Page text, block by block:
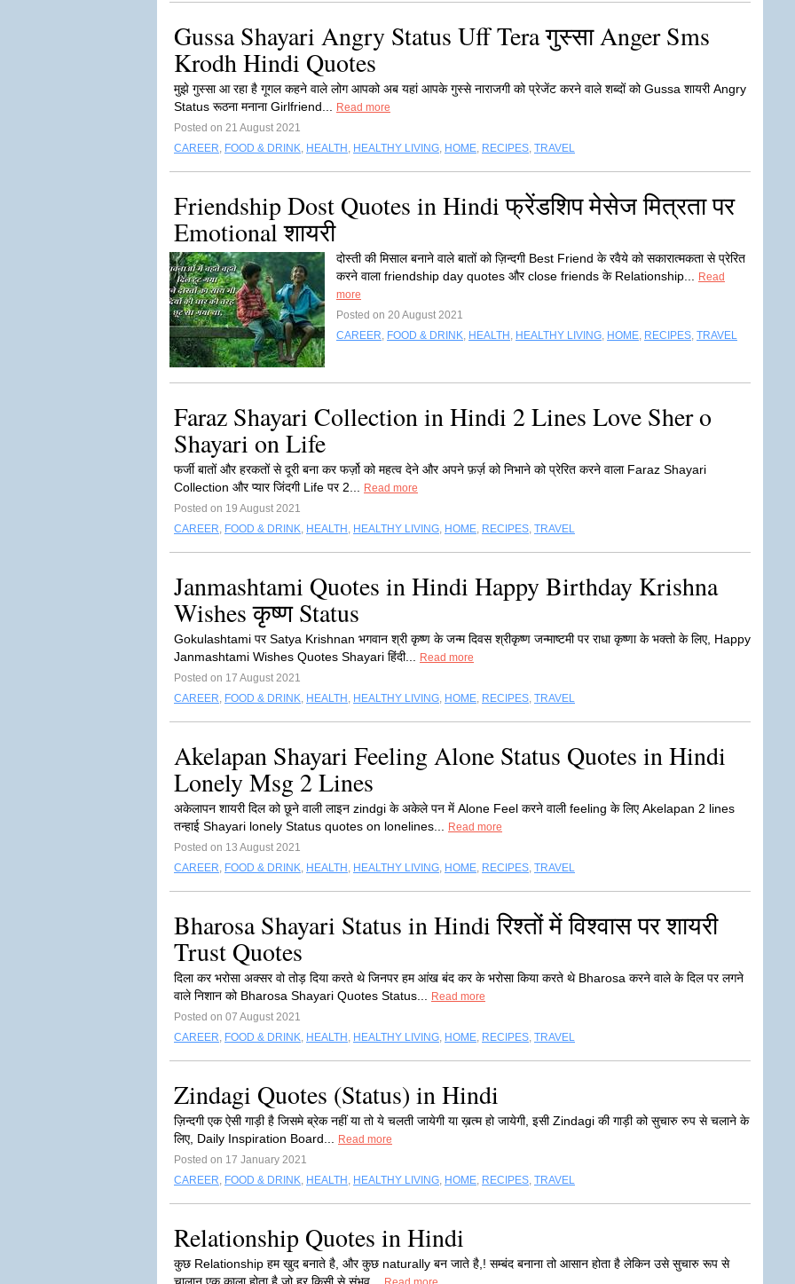
Gussa Shayari Angry Status Uff Tera गुस्सा Anger Sms
Krodh Hindi Quotes
मुझे गुस्सा आ रहा है गूगल कहने वाले लोग आपको अब यहां आपके गुस्से नाराजगी को प्रेजेंट करने वाले शब्दों को Gussa शायरी Angry
Status रूठना मनाना Girlfriend...
Read more
Posted on 21 August 2021
CAREER, FOOD & DRINK, HEALTH , HEALTHY LIVING, HOME, RECIPES, TRAVEL
Friendship Dost Quotes in Hindi फ्रेंडशिप मेसेज मित्रता पर
Emotional शायरी
दोस्ती की मिसाल बनाने वाले बातों को ज़िन्दगी Best Friend के रवैये को सकारात्मकता से प्रेरित
करने वाला friendship day quotes और close friends के Relationship...
Read
more
Posted on 20 August 2021
CAREER, FOOD & DRINK, HEALTH , HEALTHY LIVING, HOME, RECIPES, TRAVEL
Faraz Shayari Collection in Hindi 2 Lines Love Sher o
Shayari on Life
फर्जी बातों और हरकतों से दूरी बना कर फर्ज़ो को महत्व देने और अपने फ़र्ज़ को निभाने को प्रेरित करने वाला Faraz Shayari
Collection और प्यार जिंदगी Life पर 2...
Read more
Posted on 19 August 2021
CAREER, FOOD & DRINK, HEALTH , HEALTHY LIVING, HOME, RECIPES, TRAVEL
Janmashtami Quotes in Hindi Happy Birthday Krishna
Wishes कृष्ण Status
Gokulashtami पर Satya Krishnan भगवान श्री कृष्ण के जन्म दिवस श्रीकृष्ण जन्माष्टमी पर राधा कृष्णा के भक्तो के लिए, Happy
Janmashtami Wishes Quotes Shayari हिंदी...
Read more
Posted on 17 August 2021
CAREER, FOOD & DRINK, HEALTH , HEALTHY LIVING, HOME, RECIPES, TRAVEL
Akelapan Shayari Feeling Alone Status Quotes in Hindi
Lonely Msg 2 Lines
अकेलापन शायरी दिल को छूने वाली लाइन zindgi के अकेले पन में Alone Feel करने वाली feeling के लिए Akelapan 2 lines
तन्हाई Shayari lonely Status quotes on lonelines...
Read more
Posted on 13 August 2021
CAREER, FOOD & DRINK, HEALTH , HEALTHY LIVING, HOME, RECIPES, TRAVEL
Bharosa Shayari Status in Hindi रिश्तों में विश्वास पर शायरी
Trust Quotes
दिला कर भरोसा अक्सर वो तोड़ दिया करते थे जिनपर हम आंख बंद कर के भरोसा किया करते थे Bharosa करने वाले के दिल पर लगने
वाले निशान को Bharosa Shayari Quotes Status...
Read more
Posted on 07 August 2021
CAREER, FOOD & DRINK, HEALTH , HEALTHY LIVING, HOME, RECIPES, TRAVEL
Zindagi Quotes (Status) in Hindi
ज़िन्दगी एक ऐसी गाड़ी है जिसमे ब्रेक नहीं या तो ये चलती जायेगी या ख़त्म हो जायेगी, इसी Zindagi की गाड़ी को सुचारु रुप से चलाने के
लिए, Daily Inspiration Board...
Read more
Posted on 17 January 2021
CAREER, FOOD & DRINK, HEALTH , HEALTHY LIVING, HOME, RECIPES, TRAVEL
Relationship Quotes in Hindi
कुछ Relationship हम खुद बनाते है, और कुछ naturally बन जाते है,! सम्बंद बनाना तो आसान होता है लेकिन उसे सुचारु रूप से